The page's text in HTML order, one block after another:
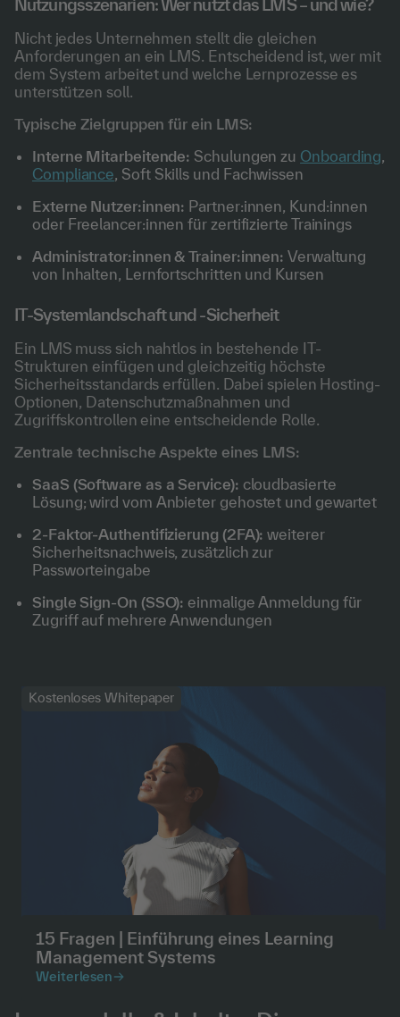
Nutzungsszenarien: Wer nutzt das LMS – und wie?
Nicht jedes Unternehmen stellt die gleichen
Anforderungen an ein LMS. Entscheidend ist, wer mit
dem System arbeitet und welche Lernprozesse es
unterstützen soll.
Typische Zielgruppen für ein LMS:
Interne Mitarbeitende: Schulungen zu Onboarding,
Compliance, Soft Skills und Fachwissen
Externe Nutzer:innen: Partner:innen, Kund:innen
oder Freelancer:innen für zertifizierte Trainings
Administrator:innen & Trainer:innen: Verwaltung
von Inhalten, Lernfortschritten und Kursen
IT-Systemlandschaft und -Sicherheit
Ein LMS muss sich nahtlos in bestehende IT-
Strukturen einfügen und gleichzeitig höchste
Sicherheitsstandards erfüllen. Dabei spielen Hosting-
Optionen, Datenschutzmaßnahmen und
Zugriffskontrollen eine entscheidende Rolle.
Zentrale technische Aspekte eines LMS:
SaaS (Software as a Service): cloudbasierte
Lösung; wird vom Anbieter gehostet und gewartet
2-Faktor-Authentifizierung (2FA):weiterer
Sicherheitsnachweis, zusätzlich zur
Passworteingabe
Single Sign-On (SSO): einmalige Anmeldung für
Zugriff auf mehrere Anwendungen
Kostenloses Whitepaper
15 Fragen | Einführung eines Learning
Management Systems
Weiterlesen